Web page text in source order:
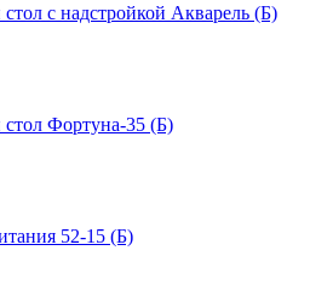
с надстройкой Акварель (Б)
Фортуна-35 (Б)
52-15 (Б)